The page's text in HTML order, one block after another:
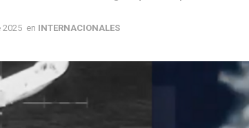
2025 en INTERNACIONALES